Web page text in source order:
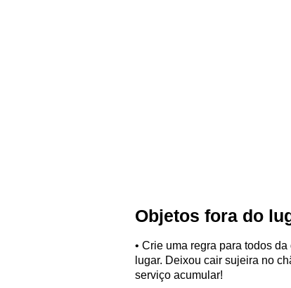
Objetos fora do
• Crie uma regra para todos
lugar. Deixou cair sujeira no
serviço acumular!